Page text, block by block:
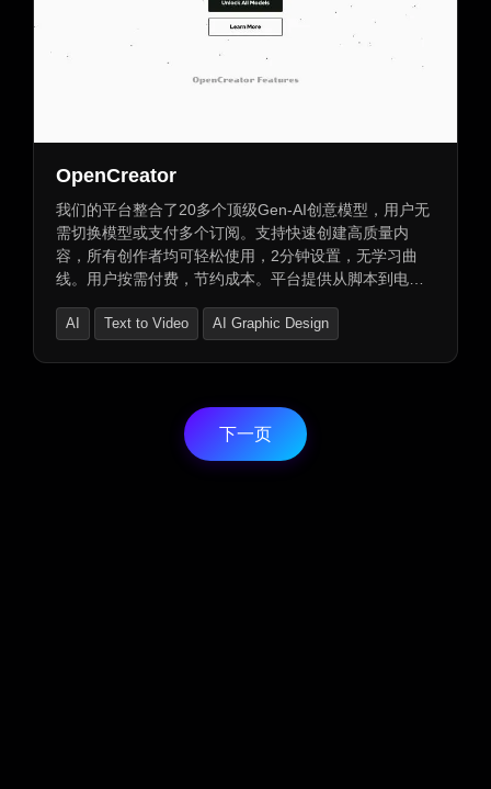
OpenCreator
我们的平台整合了20多个顶级Gen-AI创意模型，用户无
需切换模型或支付多个订阅。支持快速创建高质量内
容，所有创作者均可轻松使用，2分钟设置，无学习曲
线。用户按需付费，节约成本。平台提供从脚本到电
影海报等多种AI工作流程，助力创作者轻松产出高质量
AI Text to Video AI Graphic Design
下一页